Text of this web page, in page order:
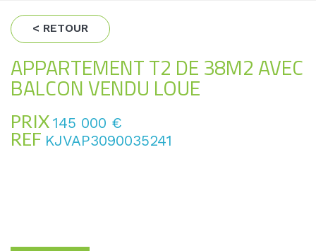
< RETOUR
APPARTEMENT T2 DE 38M2 AVEC
BALCON VENDU LOUE
PRIX 145 000 €
REF KJVAP3090035241